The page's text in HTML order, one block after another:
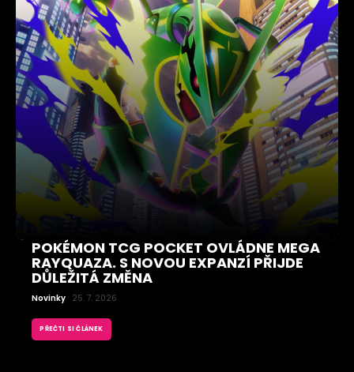
POKÉMON TCG POCKET OVLÁDNE MEGA
RAYQUAZA. S NOVOU EXPANZÍ PŘIJDE
DŮLEŽITÁ ZMĚNA
Novinky 25. 7. 2026
PŘEČTI SI ČLÁNEK